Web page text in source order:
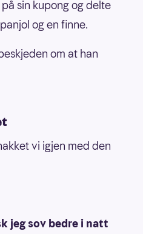
sin kupong og delte
og en finne.
om at han
vi igjen med den
jeg sov bedre i natt